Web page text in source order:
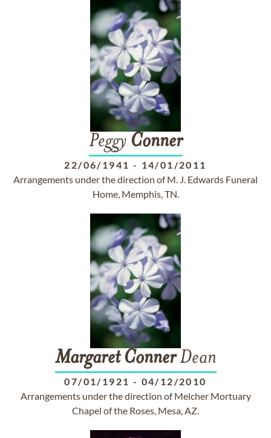
Peggy Conner
22/06/1941 - 14/01/2011
Arrangements under the direction of M. J. Edwards Funeral
Home, Memphis, TN.
Margaret ConnerDean
07/01/1921 - 04/12/2010
Arrangements under the direction of Melcher Mortuary
Chapel of the Roses, Mesa, AZ.